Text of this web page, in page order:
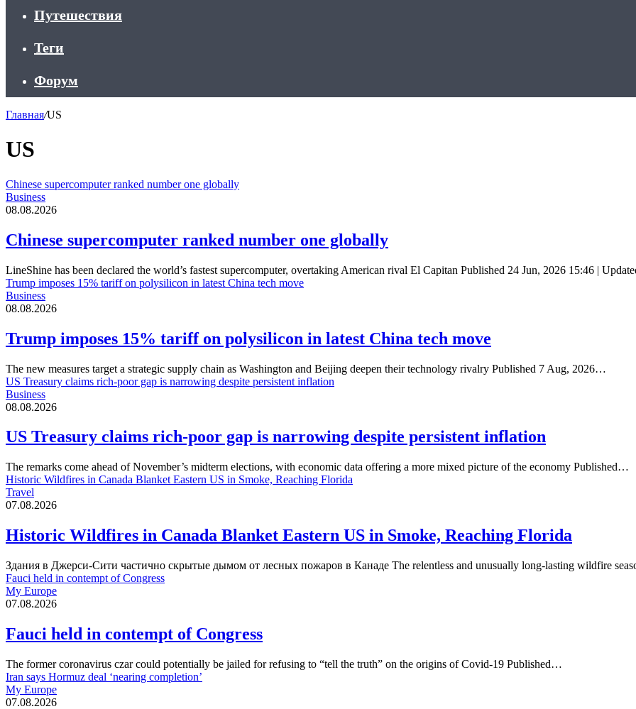
Путешествия
Теги
Форум
Главная/US
US
Chinese supercomputer ranked number one globally
Business
08.08.2026
Chinese supercomputer ranked number one globally
LineShine has been declared the world’s fastest supercomputer, overtaking American rival El Capitan Published 24 Jun, 2026 15:46 |
Trump imposes 15% tariff on polysilicon in latest China tech move
Business
08.08.2026
Trump imposes 15% tariff on polysilicon in latest China tech move
The new measures target a strategic supply chain as Washington and Beijing deepen their technology rivalry Published 7 Aug, 2026…
US Treasury claims rich-poor gap is narrowing despite persistent inflation
Business
08.08.2026
US Treasury claims rich-poor gap is narrowing despite persistent inflation
The remarks come ahead of November’s midterm elections, with economic data offering a more mixed picture of the economy Published…
Historic Wildfires in Canada Blanket Eastern US in Smoke, Reaching Florida
Travel
07.08.2026
Historic Wildfires in Canada Blanket Eastern US in Smoke, Reaching Florida
Здания в Джерси-Сити частично скрытые дымом от лесных пожаров в Канаде The relentless and unusually long-lasting wildfire
Fauci held in contempt of Congress
My Europe
07.08.2026
Fauci held in contempt of Congress
The former coronavirus czar could potentially be jailed for refusing to “tell the truth” on the origins of Covid-19 Published…
Iran says Hormuz deal ‘nearing completion’
My Europe
07.08.2026